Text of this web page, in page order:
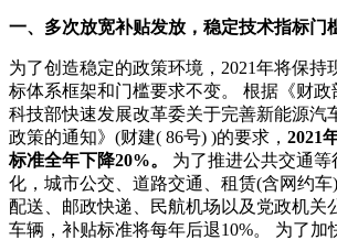
一、多次放宽补贴发放，稳定技术指标门
为了创造稳定的政策环境，2021年将保持
标体系框架和门槛要求不变。 根据《财
科技部快速发展改革委关于完善新能源汽
政策的通知》(财建( 86号) )的要求， 2021
标准全年下降20%。 为了推进公共交通
化，城市公交、道路交通、租赁(含网约
配送、邮政快递、民航机场以及党政机关
车辆，补贴标准将每年后退10%。 为了加